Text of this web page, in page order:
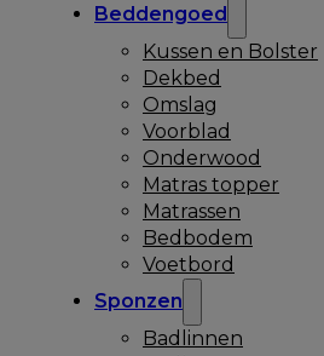
Beddengoed
Kussen en Bolster
Dekbed
Omslag
Voorblad
Onderwood
Matras topper
Matrassen
Bedbodem
Voetbord
Sponzen
Badlinnen